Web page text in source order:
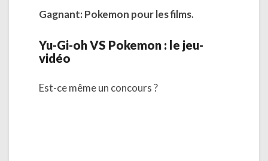
Gagnant: Pokemon pour les films.
Yu-Gi-oh VS Pokemon : le jeu-
vidéo
Est-ce même un concours ?